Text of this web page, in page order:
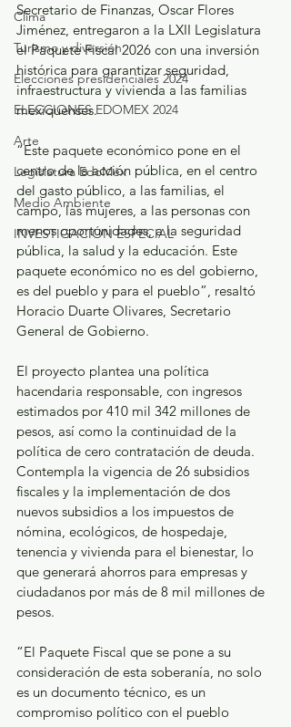
Clima
Turismo y diversión
Elecciones presidenciales 2024
ELECCIONES EDOMEX 2024
Arte
Legislatura EdoMéx
Medio Ambiente
INVESTIGACIÓN ESPECIAL
Secretario de Finanzas, Oscar Flores
Jiménez, entregaron a la LXII Legislatura
el Paquete Fiscal 2026 con una inversión
histórica para garantizar seguridad,
infraestructura y vivienda a las familias
mexiquenses.
“Este paquete económico pone en el
centro de la acción pública, en el centro
del gasto público, a las familias, el
campo, las mujeres, a las personas con
menos oportunidades, a la seguridad
pública, la salud y la educación. Este
paquete económico no es del gobierno,
es del pueblo y para el pueblo”, resaltó
Horacio Duarte Olivares, Secretario
General de Gobierno.
El proyecto plantea una política
hacendaria responsable, con ingresos
estimados por 410 mil 342 millones de
pesos, así como la continuidad de la
política de cero contratación de deuda.
Contempla la vigencia de 26 subsidios
fiscales y la implementación de dos
nuevos subsidios a los impuestos de
nómina, ecológicos, de hospedaje,
tenencia y vivienda para el bienestar, lo
que generará ahorros para empresas y
ciudadanos por más de 8 mil millones de
pesos.
“El Paquete Fiscal que se pone a su
consideración de esta soberanía, no solo
es un documento técnico, es un
compromiso político con el pueblo